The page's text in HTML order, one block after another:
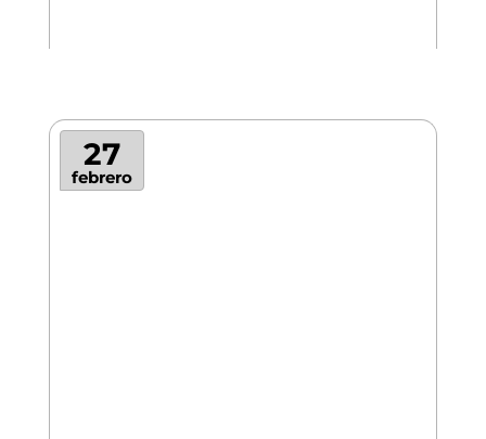
27
febrero